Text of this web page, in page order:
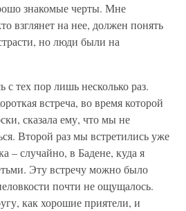
знакомые черты. Мне
взглянет на нее, должен понять
но люди были на
тех пор лишь несколько раз.
встреча, во время которой
сказала ему, что мы не
Второй раз мы встретились уже
– случайно, в Бадене, куда я
Эту встречу можно было
почти не ощущалось.
как хорошие приятели, и